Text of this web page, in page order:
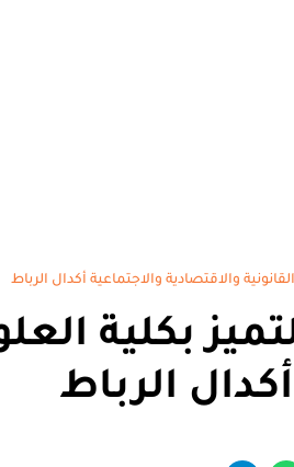
والاقتصادية والاجتماعية أكدال الرباط
بكلية
الرباط